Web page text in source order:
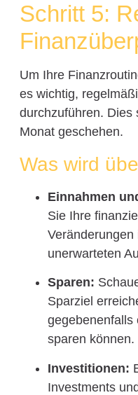
Schritt 5:
Um Ihre
es wichtig,
durchzuführen. Dies
Monat geschehen.
Was wird
Einnahmen
Sie Ihre
unerwarteten
Sparen:
Sparziel
gegebenenfalls
sparen können.
Investitionen:
Investments